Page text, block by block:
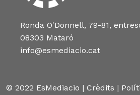
Ronda O'Donnell, 79-81,
08303 Mataró
info@esmediacio.cat
© 2022 EsMediacio | Crèdits |